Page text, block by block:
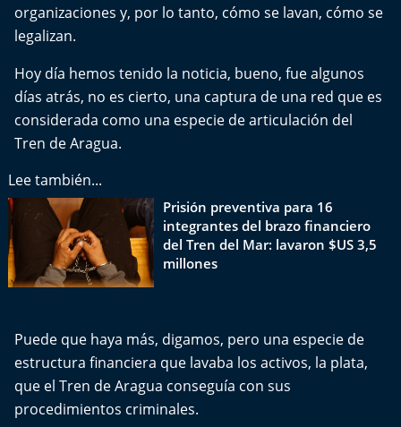
La Ruta del Pulsar
Psicología Abierta
Impacto Tecnológico
Expreso PM
Conecta Vida
Te invito a tomar once
Bío Bío en Ruta
organizaciones y, por lo tanto, cómo se lavan, cómo se
legalizan.
Hoy día hemos tenido la noticia, bueno, fue algunos
días atrás, no es cierto, una captura de una red que es
considerada como una especie de articulación del
Tren de Aragua.
Lee también...
Prisión preventiva para 16
integrantes del brazo financiero
del Tren del Mar: lavaron $US 3,5
millones
Puede que haya más, digamos, pero una especie de
estructura financiera que lavaba los activos, la plata,
que el Tren de Aragua conseguía con sus
procedimientos criminales.